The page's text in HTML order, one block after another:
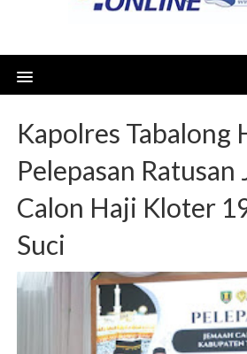
Kapolres Tabalong
Pelepasan Ratusan
Calon Haji Kloter
Suci